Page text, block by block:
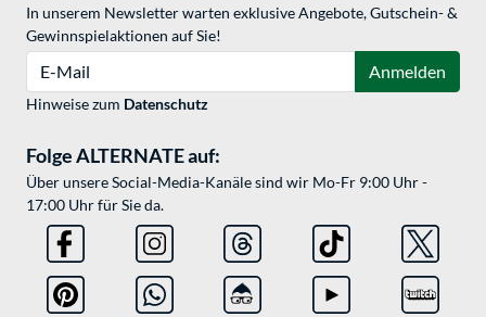
In unserem Newsletter warten exklusive Angebote, Gutschein- &
Gewinnspielaktionen auf Sie!
Anmelden
Hinweise zum Datenschutz
Folge ALTERNATE auf:
Über unsere Social-Media-Kanäle sind wir Mo-Fr 9:00 Uhr -
17:00 Uhr für Sie da.